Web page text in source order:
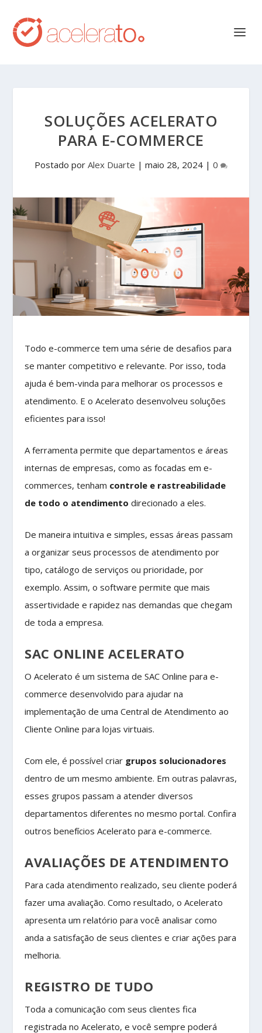
SOLUÇÕES ACELERATO
PARA E-COMMERCE
Postado por Alex Duarte | maio 28, 2024 | 0
Todo e-commerce tem uma série de desafios para
se manter competitivo e relevante. Por isso, toda
ajuda é bem-vinda para melhorar os processos e
atendimento. E o Acelerato desenvolveu soluções
eficientes para isso!
A ferramenta permite que departamentos e áreas
internas de empresas, como as focadas em e-
commerces, tenham controle e rastreabilidade
de todo o atendimento direcionado a eles.
De maneira intuitiva e simples, essas áreas passam
a organizar seus processos de atendimento por
tipo, catálogo de serviços ou prioridade, por
exemplo. Assim, o software permite que mais
assertividade e rapidez nas demandas que chegam
de toda a empresa.
SAC ONLINE ACELERATO
O Acelerato é um sistema de SAC Online para e-
commerce desenvolvido para ajudar na
implementação de uma Central de Atendimento ao
Cliente Online para lojas virtuais.
Com ele, é possível criar grupos solucionadores
dentro de um mesmo ambiente. Em outras palavras,
esses grupos passam a atender diversos
departamentos diferentes no mesmo portal. Confira
outros benefícios Acelerato para e-commerce.
AVALIAÇÕES DE ATENDIMENTO
Para cada atendimento realizado, seu cliente poderá
fazer uma avaliação. Como resultado, o Acelerato
apresenta um relatório para você analisar como
anda a satisfação de seus clientes e criar ações para
melhoria.
REGISTRO DE TUDO
Toda a comunicação com seus clientes fica
registrada no Acelerato, e você sempre poderá